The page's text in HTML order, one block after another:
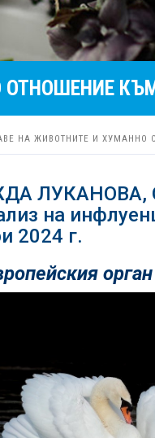
НА ЖИВОТНИТЕ И ХУМАННО
на
2024 г.